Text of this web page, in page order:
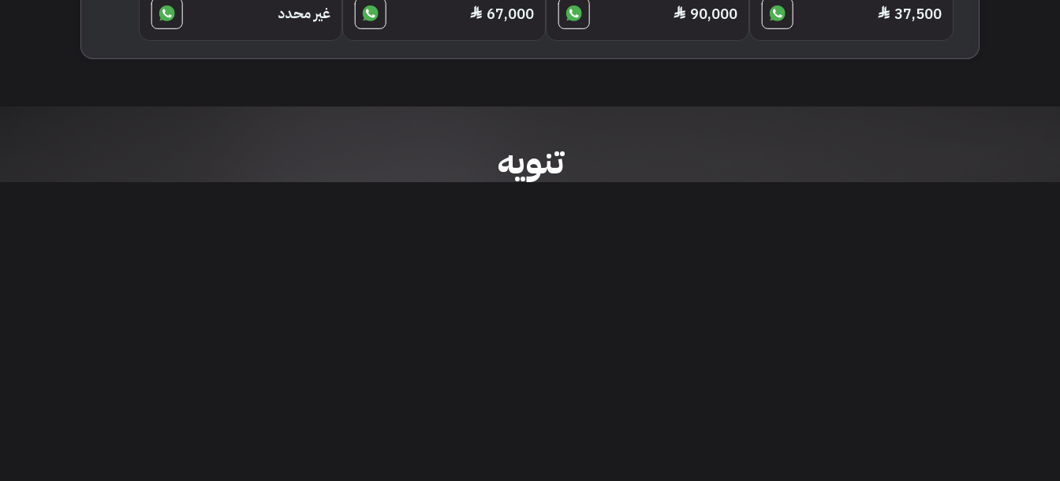
37,500
90,000
67,000 غير محدد
تنويه